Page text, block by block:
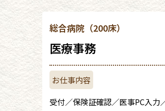
総合病院（200床）
医療事務
受付 保険証確認 医事PC入力